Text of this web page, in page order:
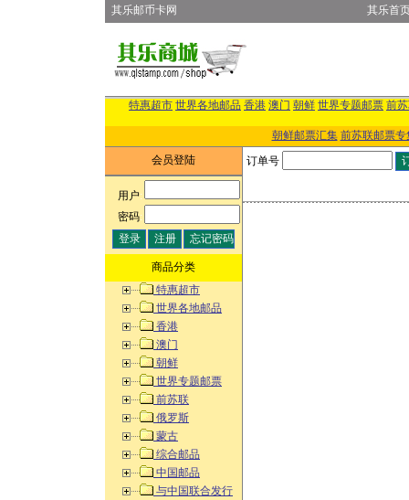
其乐邮币卡网 其乐首
特惠超市 世界各地邮品 香港 澳门 朝鲜 世界专题邮票 前
朝鲜邮票汇集 前苏联邮票专
会员登陆
用户:
密码:
商品分类
特惠超市
世界各地邮品
香港
澳门
朝鲜
世界专题邮票
前苏联
俄罗斯
蒙古
综合邮品
中国邮品
与中国联合发行
订单号